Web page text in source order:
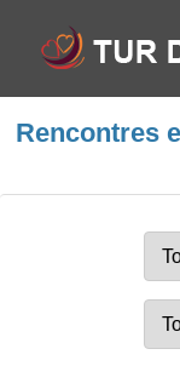
Rencontres